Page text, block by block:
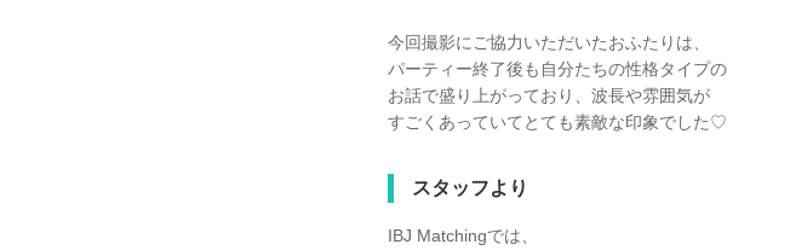
今回撮影にご協力いただいたおふたりは、
パーティー終了後も自分たちの性格タイプの
お話で盛り上がっており、波長や雰囲気が
すごくあっていてとても素敵な印象でした♡
スタッフより
IBJ Matchingでは、